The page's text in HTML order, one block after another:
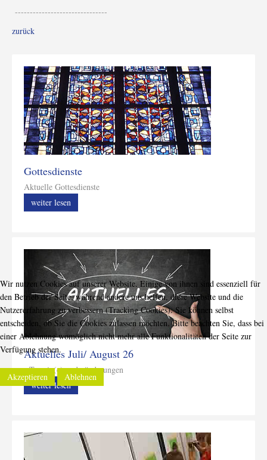
-------------------------------
zurück
Gottesdienste
Aktuelle Gottesdienste
weiter lesen
Aktuelles Juli/ August 26
Termin(e) und _änderungen
weiter lesen
Wir nutzen Cookies auf unserer Website. Einige von ihnen sind essenziell für
den Betrieb der Seite, während andere uns helfen, diese Website und die
Nutzererfahrung zu verbessern (Tracking Cookies). Sie können selbst
entscheiden, ob Sie die Cookies zulassen möchten. Bitte beachten Sie, dass bei
einer Ablehnung womöglich nicht mehr alle Funktionalitäten der Seite zur
Verfügung stehen.
Akzeptieren Ablehnen